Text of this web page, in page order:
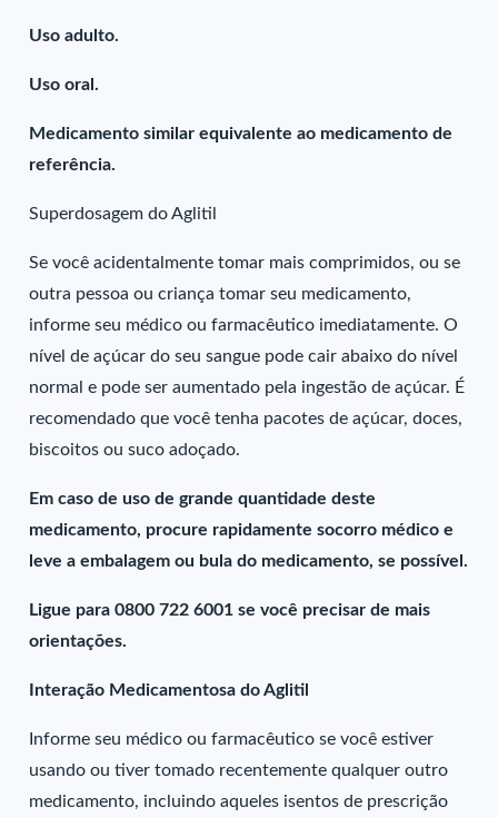
Uso adulto.
Uso oral.
Medicamento similar equivalente ao medicamento de
referência.
Superdosagem do Aglitil
Se você acidentalmente tomar mais comprimidos, ou se
outra pessoa ou criança tomar seu medicamento,
informe seu médico ou farmacêutico imediatamente. O
nível de açúcar do seu sangue pode cair abaixo do nível
normal e pode ser aumentado pela ingestão de açúcar. É
recomendado que você tenha pacotes de açúcar, doces,
biscoitos ou suco adoçado.
Em caso de uso de grande quantidade deste
medicamento, procure rapidamente socorro médico e
leve a embalagem ou bula do medicamento, se possível.
Ligue para 0800 722 6001 se você precisar de mais
orientações.
Interação Medicamentosa do Aglitil
Informe seu médico ou farmacêutico se você estiver
usando ou tiver tomado recentemente qualquer outro
medicamento, incluindo aqueles isentos de prescrição